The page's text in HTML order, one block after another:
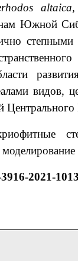
altaica
Южной
видов,
2021-